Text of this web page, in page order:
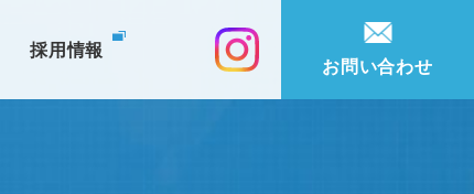
採用情報
お問い合わせ